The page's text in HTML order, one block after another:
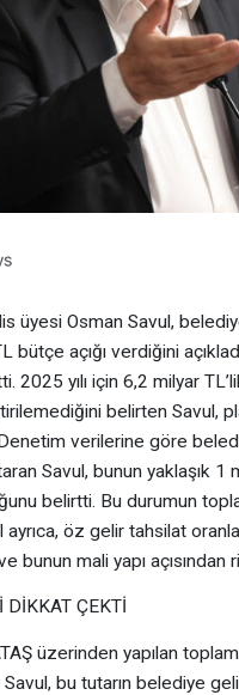
üyesi Osman Savul,
bütçe açığı verdiğini
2025 yılı için 6,2 milyar
belirten Savul,
verilerine göre
Savul, bunun yaklaşık
belirtti. Bu durumun
öz gelir tahsilat
bunun mali yapı
DİKKAT ÇEKTİ
üzerinden yapılan
Savul, bu tutarın belediye